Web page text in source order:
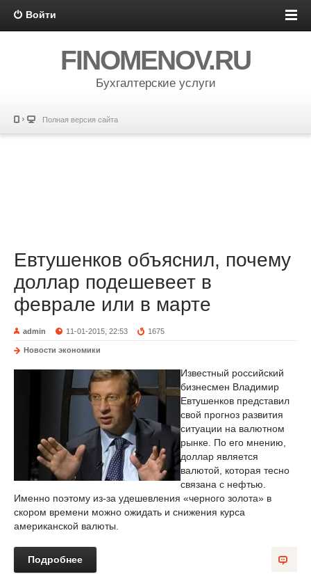
Войти
FINOMENOV.RU
Бухгалтерские услуги
Полная версия сайта
Евтушенков объяснил, почему
доллар подешевеет в
феврале или в марте
admin 11-01-2015, 22:53 1675
Новости экономики
Известный российский
бизнесмен Владимир
Евтушенков представил
свой прогноз развития
ситуации на валютном
рынке. По его мнению,
доллар является
валютой, которая тесно
связана с нефтью.
Именно поэтому из-за удешевления «черного золота» в
скором времени можно ожидать и снижения курса
американской валюты.
Подробнее